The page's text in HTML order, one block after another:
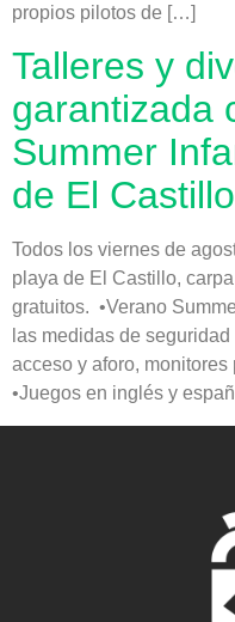
propios pilotos de […]
Talleres y
garantizada
Summer
de El Castillo
Todos los viernes de
playa de El Castillo,
gratuitos. •Verano
las medidas de
acceso y aforo,
•Juegos en inglés y